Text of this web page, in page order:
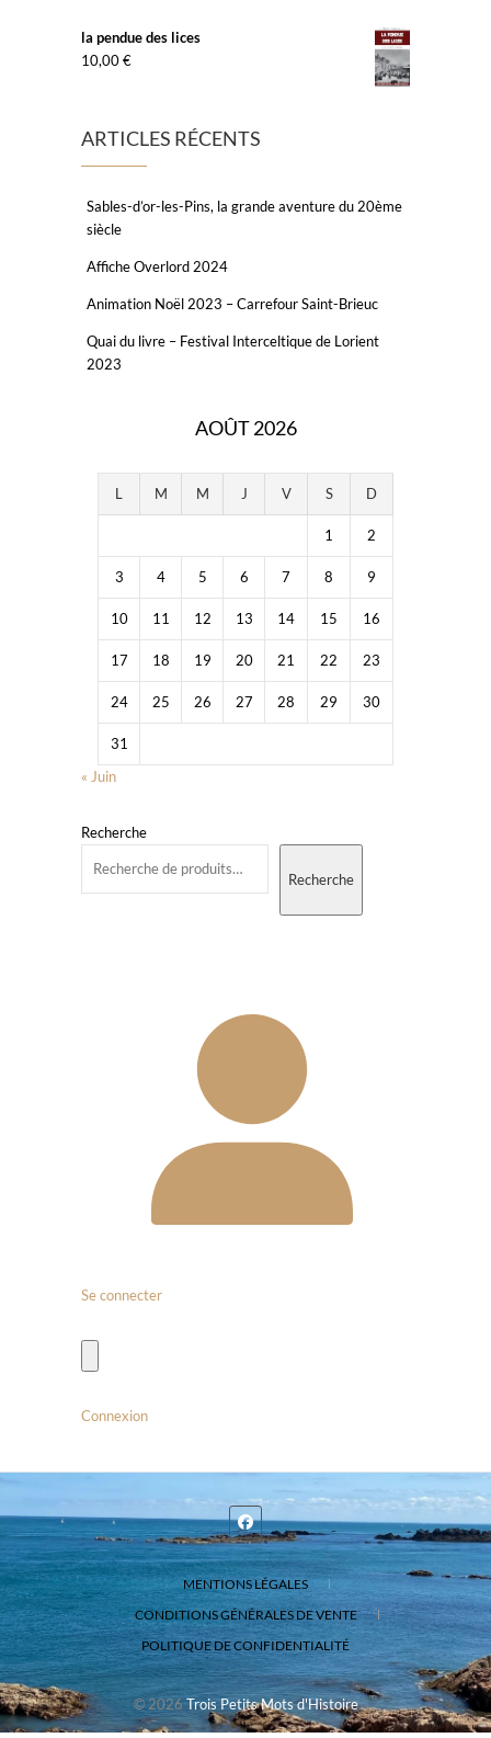
la pendue des lices
10,00€
ARTICLES RÉCENTS
Sables-d’or-les-Pins, la grande aventure du 20ème
siècle
Affiche Overlord 2024
Animation Noël 2023 – Carrefour Saint-Brieuc
Quai du livre – Festival Interceltique de Lorient
2023
AOÛT 2026
L M M J V S D
1 2
3 4 5 6 7 8 9
10 11 12 13 14 15 16
17 18 19 20 21 22 23
24 25 26 27 28 29 30
31
« Juin
Recherche
Recherche
Se connecter
Connexion
MENTIONS LÉGALES
CONDITIONS GÉNÉRALES DE VENTE
POLITIQUE DE CONFIDENTIALITÉ
© 2026Trois Petits Mots d'Histoire